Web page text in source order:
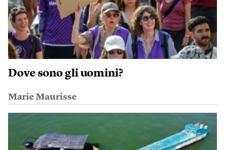
Dove sono gli uomini?
Marie Maurisse